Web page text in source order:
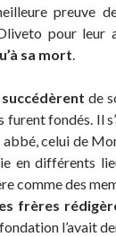
preuve
pour leur
sa mort.
de
furent fondés. Il
abbé, celui de
en différents
comme des
frères
l’avait